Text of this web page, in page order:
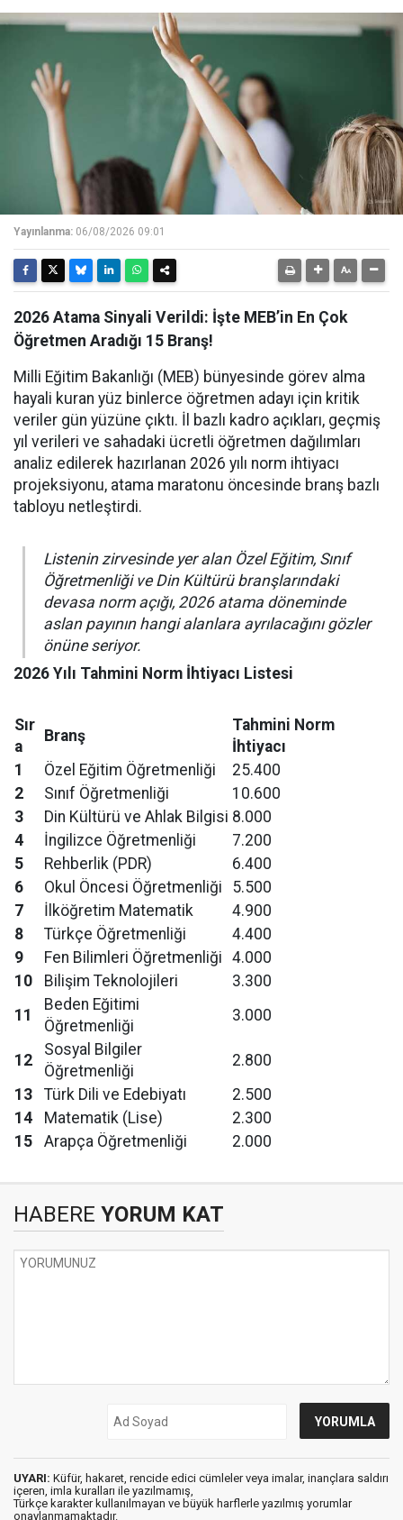
Yayınlanma: 06/08/2026 09:01
2026 Atama Sinyali Verildi: İşte MEB’in En Çok
Öğretmen Aradığı 15 Branş!
Milli Eğitim Bakanlığı (MEB) bünyesinde görev alma
hayali kuran yüz binlerce öğretmen adayı için kritik
veriler gün yüzüne çıktı. İl bazlı kadro açıkları, geçmiş
yıl verileri ve sahadaki ücretli öğretmen dağılımları
analiz edilerek hazırlanan 2026 yılı norm ihtiyacı
projeksiyonu, atama maratonu öncesinde branş bazlı
tabloyu netleştirdi.
Listenin zirvesinde yer alan Özel Eğitim, Sınıf
Öğretmenliği ve Din Kültürü branşlarındaki
devasa norm açığı, 2026 atama döneminde
aslan payının hangi alanlara ayrılacağını gözler
önüne seriyor.
2026 Yılı Tahmini Norm İhtiyacı Listesi
Sır
a
Branş
Tahmini Norm
İhtiyacı
1
Özel Eğitim Öğretmenliği
25.400
2
Sınıf Öğretmenliği
10.600
3
Din Kültürü ve Ahlak Bilgisi 8.000
4
İngilizce Öğretmenliği
7.200
5
Rehberlik (PDR)
6.400
6
Okul Öncesi Öğretmenliği
5.500
7
İlköğretim Matematik
4.900
8
Türkçe Öğretmenliği
4.400
9
Fen Bilimleri Öğretmenliği 4.000
10
Bilişim Teknolojileri
3.300
11
Beden Eğitimi
Öğretmenliği
3.000
12
Sosyal Bilgiler
Öğretmenliği
2.800
13
Türk Dili ve Edebiyatı
2.500
14
Matematik (Lise)
2.300
15
Arapça Öğretmenliği 2.000
HABERE YORUM KAT
UYARI: Küfür, hakaret, rencide edici cümleler veya imalar, inançlara saldırı
içeren, imla kuralları ile yazılmamış,
Türkçe karakter kullanılmayan ve büyük harflerle yazılmış yorumlar
onaylanmamaktadır.